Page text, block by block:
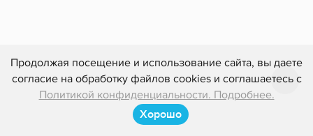
Продолжая посещение и использование сайта, вы даете
согласие на обработку файлов cookies и соглашаетесь с
Политикой конфиденциальности. Подробнее.
Хорошо